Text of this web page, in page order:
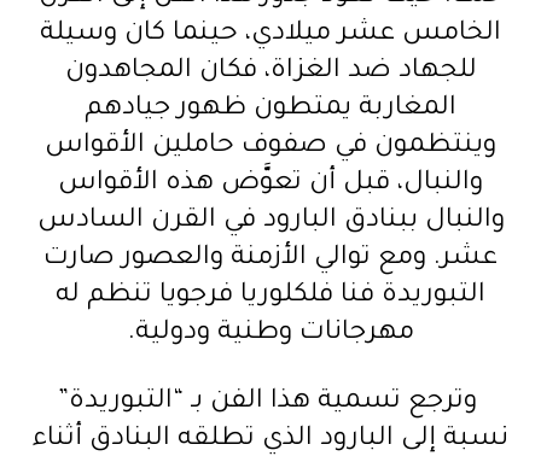
الخامس عشر ميلادي، حينما كان وسيلة
للجهاد ضد الغزاة، فكان المجاهدون
المغاربة يمتطون ظهور جيادهم
وينتظمون في صفوف حاملين الأقواس
والنبال، قبل أن تعوَّض هذه الأقواس
والنبال ببنادق البارود في القرن السادس
عشر. ومع توالي الأزمنة والعصور صارت
التبوريدة فنا فلكلوريا فرجويا تنظم له
مهرجانات وطنية ودولية.
وترجع تسمية هذا الفن بـ “التبوريدة”
نسبة إلى البارود الذي تطلقه البنادق أثناء